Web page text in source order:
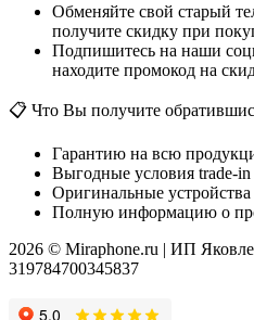
Обменяйте свой старый
получите скидку при
Подпишитесь на наши
находите промокод на
📋 Что Вы получите
Гарантию на всю
Выгодные условия trade-
Оригинальные
Полную информацию о
2026 © Miraphone.ru | ИП
319784700345837